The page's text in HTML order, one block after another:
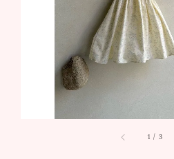
1 / 3